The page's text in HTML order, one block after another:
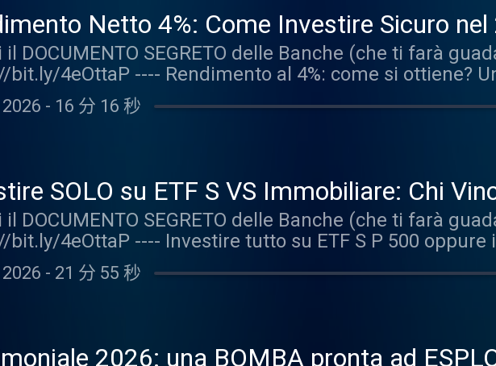
di aiutarlo e di far luce sugli scenari possibili per la
La lettera di Salvatore I soldi in famiglia sono ancora
l'eredità Il portafoglio della sua famiglia è in banca
Partiamo dai 50.000 euro Bisogna partire del
la quota azionaria Cosa ne pensi? +++
Storielle e Storiacce di Investimenti" è una serie
del podcast gli autori esprimono le proprie opinioni
divulgativo: quanto detto non deve in alcun modo essere
personalizzata d'investimento e non
La Affari Miei declina qualsiasi responsabilità
dai fruitori dei contenuti a seguito della visione o
+++ Prenota una sessione gratuita con il
Netto 4%: Come Investire Sicuro nel
il DOCUMENTO SEGRETO delle Banche (che ti farà
bit.ly/4eOttaP ---- Rendimento al 4%: come si ottiene?
il 4% all'anno di rendimento, ma adesso? Le
titoli di Stato, e altri strumenti non rendono più come
- Leggi con Attenzione! +++ "Storie, Storielle e
ideata dalla Affari Miei in cui vengono letti i
ufficiali. Le storie sono reali ma anonimizzate
che possono far risalire all'autore. Nel corso del
opinioni sui fatti analizzati con uno scopo divulgativo:
essere inteso come una raccomandazione
o dell'ascolto del podcast. +++ FINE DISCLAIMER
- 16 分 16 秒
SOLO su ETF S VS Immobiliare: Chi
il DOCUMENTO SEGRETO delle Banche (che ti farà
bit.ly/4eOttaP ---- Investire tutto su ETF S P 500
tra immobiliare e S P 500? Gli italiani sono
che ci raccontano un'altra cosa... Oggi vedremo
dell'immobiliare è la concentrazione Occhio alla
- 21 分 55 秒
2026: una BOMBA pronta ad